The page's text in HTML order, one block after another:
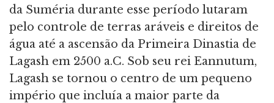
da Suméria durante esse período lutaram
pelo controle de terras aráveis e direitos de
água até a ascensão da Primeira Dinastia de
Lagash em 2500 a.C. Sob seu rei Eannutum,
Lagash se tornou o centro de um pequeno
império que incluía a maior parte da